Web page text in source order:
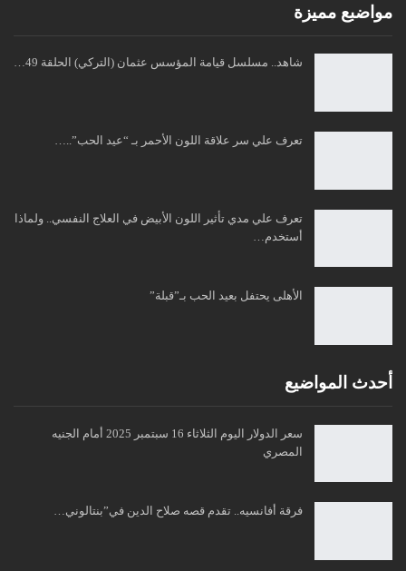
مواضبع مميزة
شاهد.. مسلسل قيامة المؤسس عثمان (التركي) الحلقة 49…
تعرف علي سر علاقة اللون الأحمر بـ “عيد الحب”..…
تعرف علي مدي تأثير اللون الأبيض في العلاج النفسي.. ولماذا
أستخدم…
الأهلى يحتفل بعيد الحب بـ”قبلة”
أحدث المواضيع
سعر الدولار اليوم الثلاثاء 16 سبتمبر 2025 أمام الجنيه
المصري
فرقة أفانسيه.. تقدم قصه صلاح الدين في”بنتالوني…